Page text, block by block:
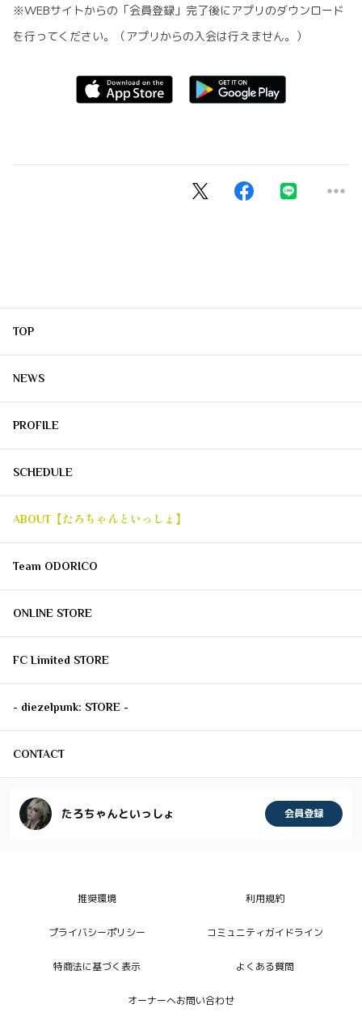
※WEBサイトからの「会員登録」完了後にアプリのダウンロード
を行ってください。（アプリからの入会は行えません。）
TOP
NEWS
PROFILE
SCHEDULE
ABOUT【たろちゃんといっしょ】
Team ODORICO
ONLINE STORE
FC Limited STORE
- diezelpunk: STORE -
CONTACT
たろちゃんといっしょ 会員登録
推奨環境 利用規約
プライバシーポリシー コミュニティガイドライン
特商法に基づく表示 よくある質問
オーナーへお問い合わせ